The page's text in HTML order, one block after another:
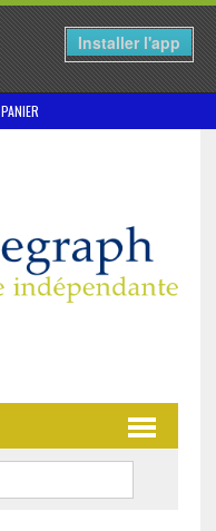
Installer l'app
PANIER